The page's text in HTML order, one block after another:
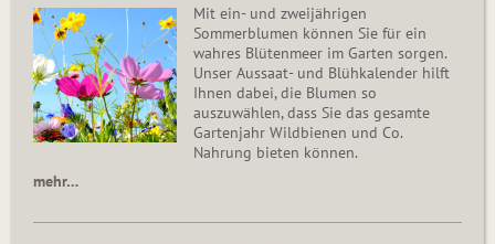
Mit ein- und zweijährigen
Sommerblumen können Sie für ein
wahres Blütenmeer im Garten sorgen.
Unser Aussaat- und Blühkalender hilft
Ihnen dabei, die Blumen so
auszuwählen, dass Sie das gesamte
Gartenjahr Wildbienen und Co.
Nahrung bieten können.
mehr…